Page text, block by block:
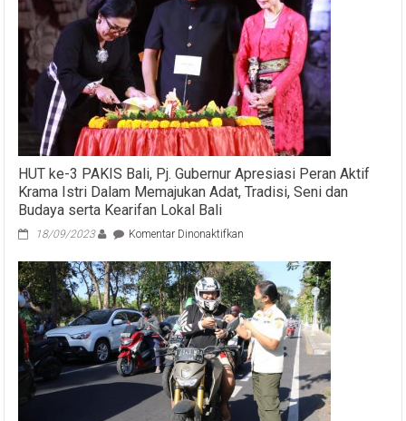
HUT ke-3 PAKIS Bali, Pj. Gubernur Apresiasi Peran Aktif
Krama Istri Dalam Memajukan Adat, Tradisi, Seni dan
Budaya serta Kearifan Lokal Bali
18/09/2023 Komentar Dinonaktifkan
ke-
3
PAKIS
Bali,
Pj.
Gubernur
Apresiasi
Peran
Aktif
Krama